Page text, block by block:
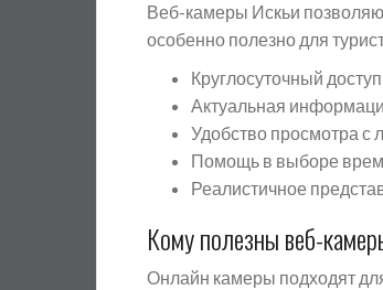
Веб-камеры Искьи
особенно полезно для
Круглосуточный
Актуальная
Удобство просмотра с
Помощь в выборе
Реалистичное
Кому полезны веб-
Онлайн камеры подходят